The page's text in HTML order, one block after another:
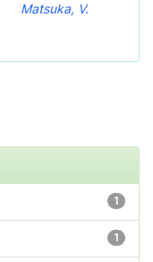
Matsuka, V.
1
1